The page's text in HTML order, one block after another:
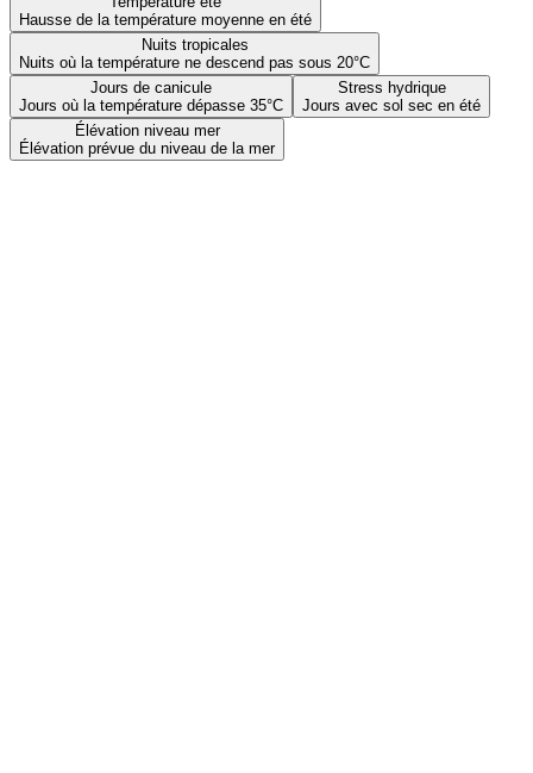
Hausse de la température moyenne en été
Nuits tropicales
Nuits où la température ne descend pas sous 20°C
Jours de canicule
Jours où la température dépasse 35°C
Stress hydrique
Jours avec sol sec en été
Élévation niveau mer
Élévation prévue du niveau de la mer